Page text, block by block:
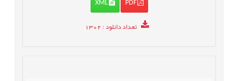
تعداد دانلود: 1302